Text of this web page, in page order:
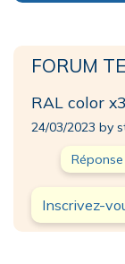
FORUM
RAL color
24/03/2023 by
Réponse
Inscrivez-